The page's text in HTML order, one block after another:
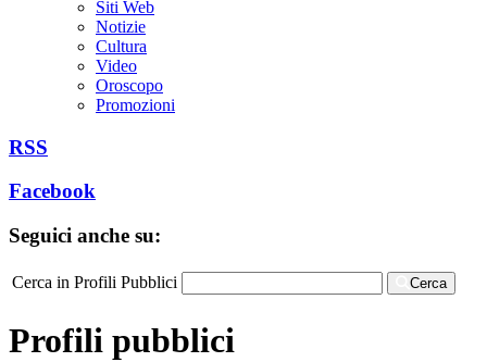
Siti Web
Notizie
Cultura
Video
Oroscopo
Promozioni
RSS
Facebook
Seguici anche su:
Cerca in Profili Pubblici Cerca
Profili pubblici